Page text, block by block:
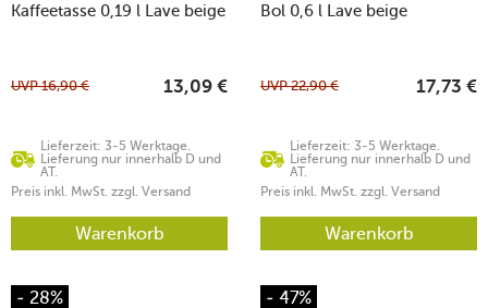
Kaffeetasse 0,19 l Lave beige
Lieferzeit: 3-5 Werktage.
Lieferung nur innerhalb D und
AT.
UVP16,90 € 13,09 €
Preis inkl. MwSt. zzgl. Versand
Warenkorb
Bol 0,6 l Lave beige
Lieferzeit: 3-5 Werktage.
Lieferung nur innerhalb D und
AT.
UVP22,90 € 17,73 €
Preis inkl. MwSt. zzgl. Versand
Warenkorb
- 28% - 47%